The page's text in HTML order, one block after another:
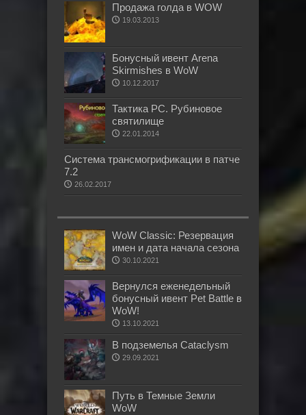
Продажа голда в WOW
19.03.2013
Бонусный ивент Arena
Skirmishes в WoW
10.12.2017
Тактика РС. Рубиновое
святилище
22.01.2014
Система трансмогрификации в патче
7.2
26.02.2017
WoW Classic: Резервация
имен и дата начала сезона
30.10.2021
Вернулся еженедельный
бонусный ивент Pet Battle в
WoW!
13.10.2021
В подземелья Cataclysm
29.09.2021
Путь в Темные Земли
WoW